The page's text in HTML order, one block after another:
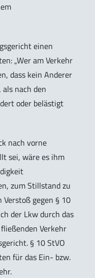
einen
„Wer am Verkehr
dass kein Anderer
nach den
oder belästigt
nach vorne
sei, wäre es ihm
zum Stillstand zu
Verstoß gegen § 10
der Lkw durch das
Verkehr
§ 10 StVO
für das Ein- bzw.